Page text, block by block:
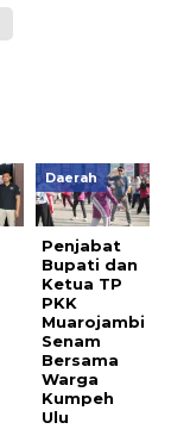
Daerah
Penjabat
Bupati dan
Ketua TP
PKK
Muarojambi
Senam
Bersama
Warga
Kumpeh
Ulu